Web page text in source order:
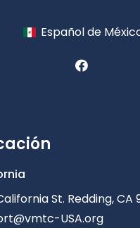
Español de
St. Redding, CA
USA.org